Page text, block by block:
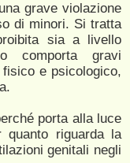
grave violazione
di minori. Si tratta
sia a livello
comporta gravi
e psicologico,
porta alla luce
quanto riguarda la
genitali negli